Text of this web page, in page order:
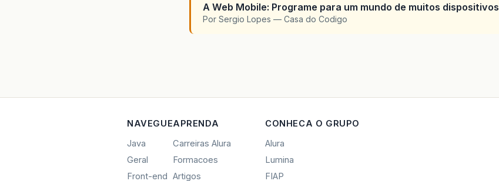
A Web Mobile: Programe para um mundo de muitos dispositivos
Por Sergio Lopes — Casa do Codigo
NAVEGUE
Java
Geral
Front-end
APRENDA
Carreiras Alura
Formacoes
Artigos
CONHECA O GRUPO
Alura
Lumina
FIAP